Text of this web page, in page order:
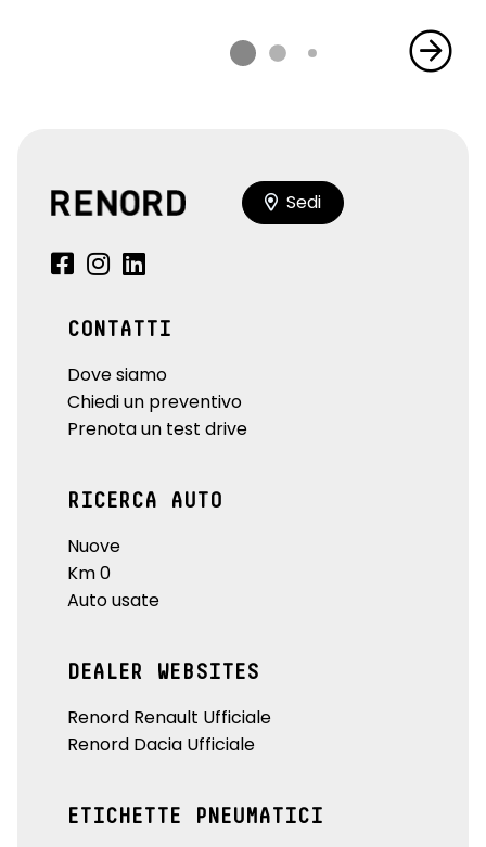
Sedi
CONTATTI
Dove siamo
Chiedi un preventivo
Prenota un test drive
RICERCA AUTO
Nuove
Km 0
Auto usate
DEALER WEBSITES
Renord Renault Ufficiale
Renord Dacia Ufficiale
ETICHETTE PNEUMATICI